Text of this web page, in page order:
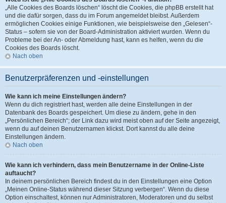
„Alle Cookies des Boards löschen“ löscht die Cookies, die phpBB erstellt hat
und die dafür sorgen, dass du im Forum angemeldet bleibst. Außerdem
ermöglichen Cookies einige Funktionen, wie beispielsweise den „Gelesen“-
Status – sofern sie von der Board-Administration aktiviert wurden. Wenn du
Probleme bei der An- oder Abmeldung hast, kann es helfen, wenn du die
Cookies des Boards löscht.
Nach oben
Benutzerpräferenzen und -einstellungen
Wie kann ich meine Einstellungen ändern?
Wenn du dich registriert hast, werden alle deine Einstellungen in der
Datenbank des Boards gespeichert. Um diese zu ändern, gehe in den
„Persönlichen Bereich“; der Link dazu wird meist oben auf der Seite angezeigt,
wenn du auf deinen Benutzernamen klickst. Dort kannst du alle deine
Einstellungen ändern.
Nach oben
Wie kann ich verhindern, dass mein Benutzername in der Online-Liste
auftaucht?
In deinem persönlichen Bereich findest du in den Einstellungen eine Option
„Meinen Online-Status während dieser Sitzung verbergen“. Wenn du diese
Option einschaltest, können nur Administratoren, Moderatoren und du selbst